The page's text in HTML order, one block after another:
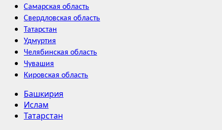
Самарская область
Свердловская область
Татарстан
Удмуртия
Челябинская область
Чувашия
Кировская область
Башкирия
Ислам
Татарстан